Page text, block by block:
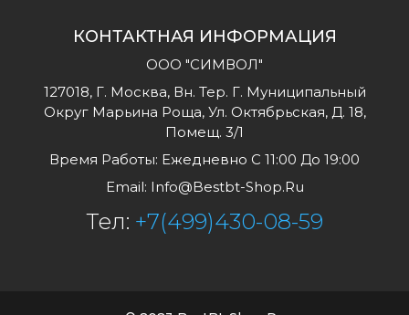
КОНТАКТНАЯ ИНФОРМАЦИЯ
ООО "СИМВОЛ"
127018, Г. Москва, Вн. Тер. Г. Муниципальный
Округ Марьина Роща, Ул. Октябрьская, Д. 18,
Помещ. 3/1
Время Работы: Ежедневно С 11:00 До 19:00
Email: Info@bestbt-Shop.ru
Тел: +7(499)430-08-59